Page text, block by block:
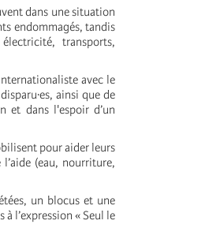
dans une situation
endommagés, tandis
transports,
avec le
ainsi que de
et dans l'espoir d’un
pour aider leurs
(eau, nourriture,
un blocus et une
l’expression « Seul le